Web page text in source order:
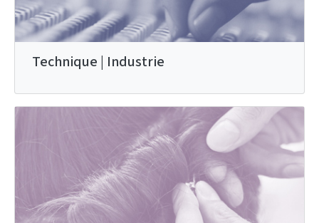
Technique | Industrie